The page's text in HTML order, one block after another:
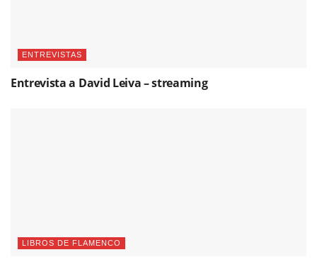
ENTREVISTAS
Entrevista a David Leiva – streaming
LIBROS DE FLAMENCO